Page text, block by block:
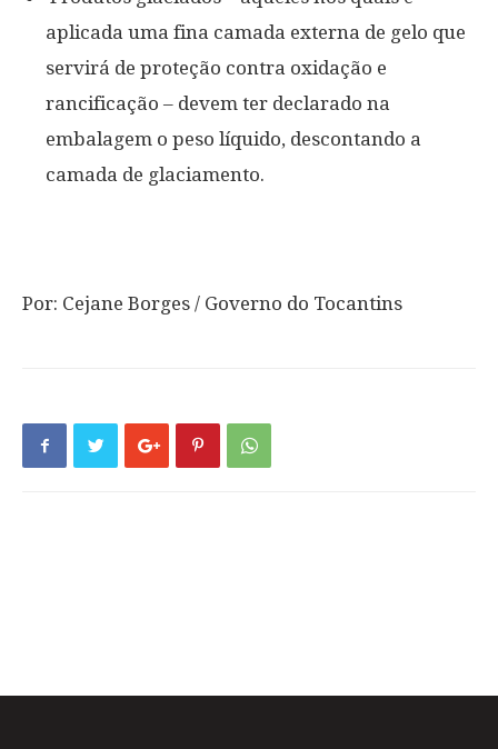
aplicada uma fina camada externa de gelo que
servirá de proteção contra oxidação e
rancificação – devem ter declarado na
embalagem o peso líquido, descontando a
camada de glaciamento.
Por: Cejane Borges / Governo do Tocantins